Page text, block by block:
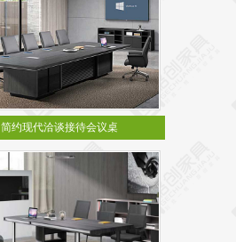
简约现代洽谈接待会议桌